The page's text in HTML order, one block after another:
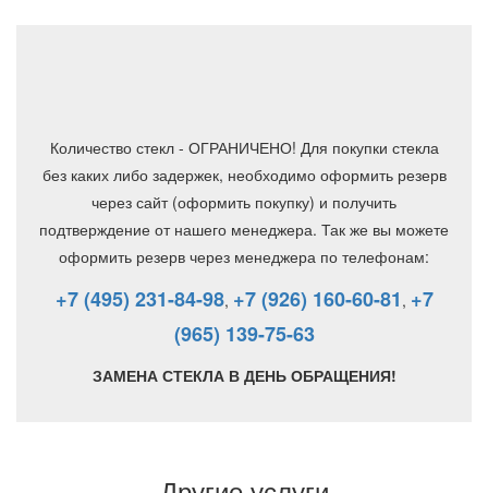
Количество стекл - ОГРАНИЧЕНО! Для покупки стекла
без каких либо задержек, необходимо оформить резерв
через сайт (оформить покупку) и получить
подтверждение от нашего менеджера. Так же вы можете
оформить резерв через менеджера по телефонам:
+7 (495) 231-84-98, +7 (926) 160-60-81 , +7
(965) 139-75-63
ЗАМЕНА СТЕКЛА В ДЕНЬ ОБРАЩЕНИЯ!